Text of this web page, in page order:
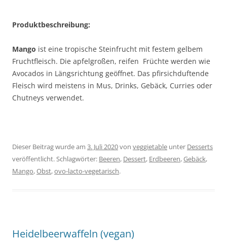
Produktbeschreibung:
Mango ist eine tropische Steinfrucht mit festem gelbem
Fruchtfleisch. Die apfelgroßen, reifen Früchte werden wie
Avocados in Längsrichtung geöffnet. Das pfirsichduftende
Fleisch wird meistens in Mus, Drinks, Gebäck, Curries oder
Chutneys verwendet.
Dieser Beitrag wurde am 3. Juli 2020von veggietable unter Desserts
veröffentlicht. Schlagwörter: Beeren, Dessert, Erdbeeren,Gebäck,
Mango,Obst,ovo-lacto-vegetarisch.
Heidelbeerwaffeln (vegan)